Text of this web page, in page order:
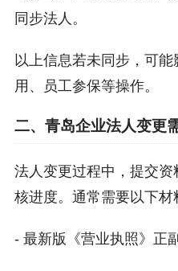
同步法人。
以上信息若未同步，可
用、员工参保等操作。
二、青岛企业法人变更
法人变更过程中，提交
核进度。通常需要以下材
- 最新版《营业执照》正